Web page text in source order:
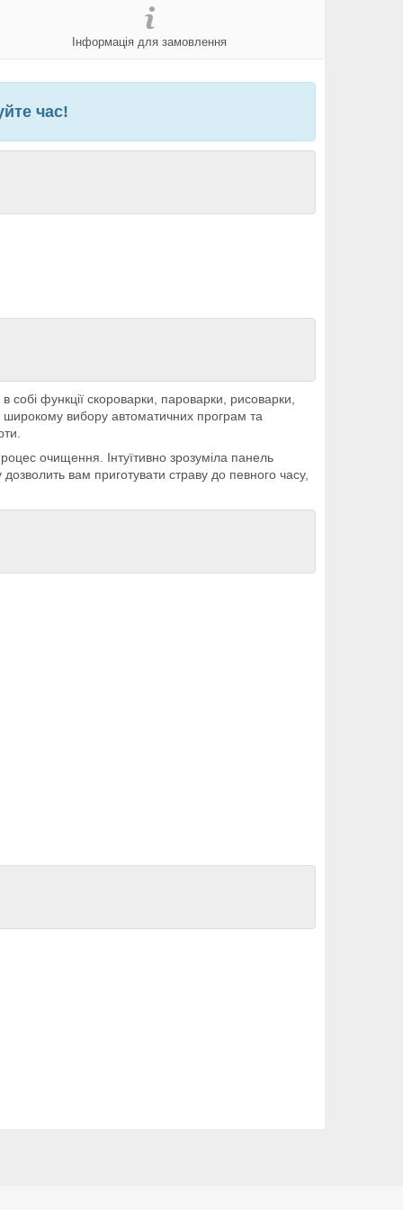
Інформація для замовлення
час!
функції скороварки, пароварки, рисоварки,
широкому вибору автоматичних програм та
очищення. Інтуїтивно зрозуміла панель
вам приготувати страву до певного часу,